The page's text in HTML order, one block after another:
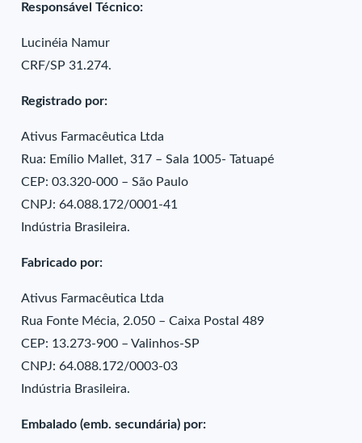
Responsável Técnico:
Lucinéia Namur
CRF/SP 31.274.
Registrado por:
Ativus Farmacêutica Ltda
Rua: Emílio Mallet, 317 – Sala 1005- Tatuapé
CEP: 03.320-000 – São Paulo
CNPJ: 64.088.172/0001-41
Indústria Brasileira.
Fabricado por:
Ativus Farmacêutica Ltda
Rua Fonte Mécia, 2.050 – Caixa Postal 489
CEP: 13.273-900 – Valinhos-SP
CNPJ: 64.088.172/0003-03
Indústria Brasileira.
Embalado (emb. secundária) por: